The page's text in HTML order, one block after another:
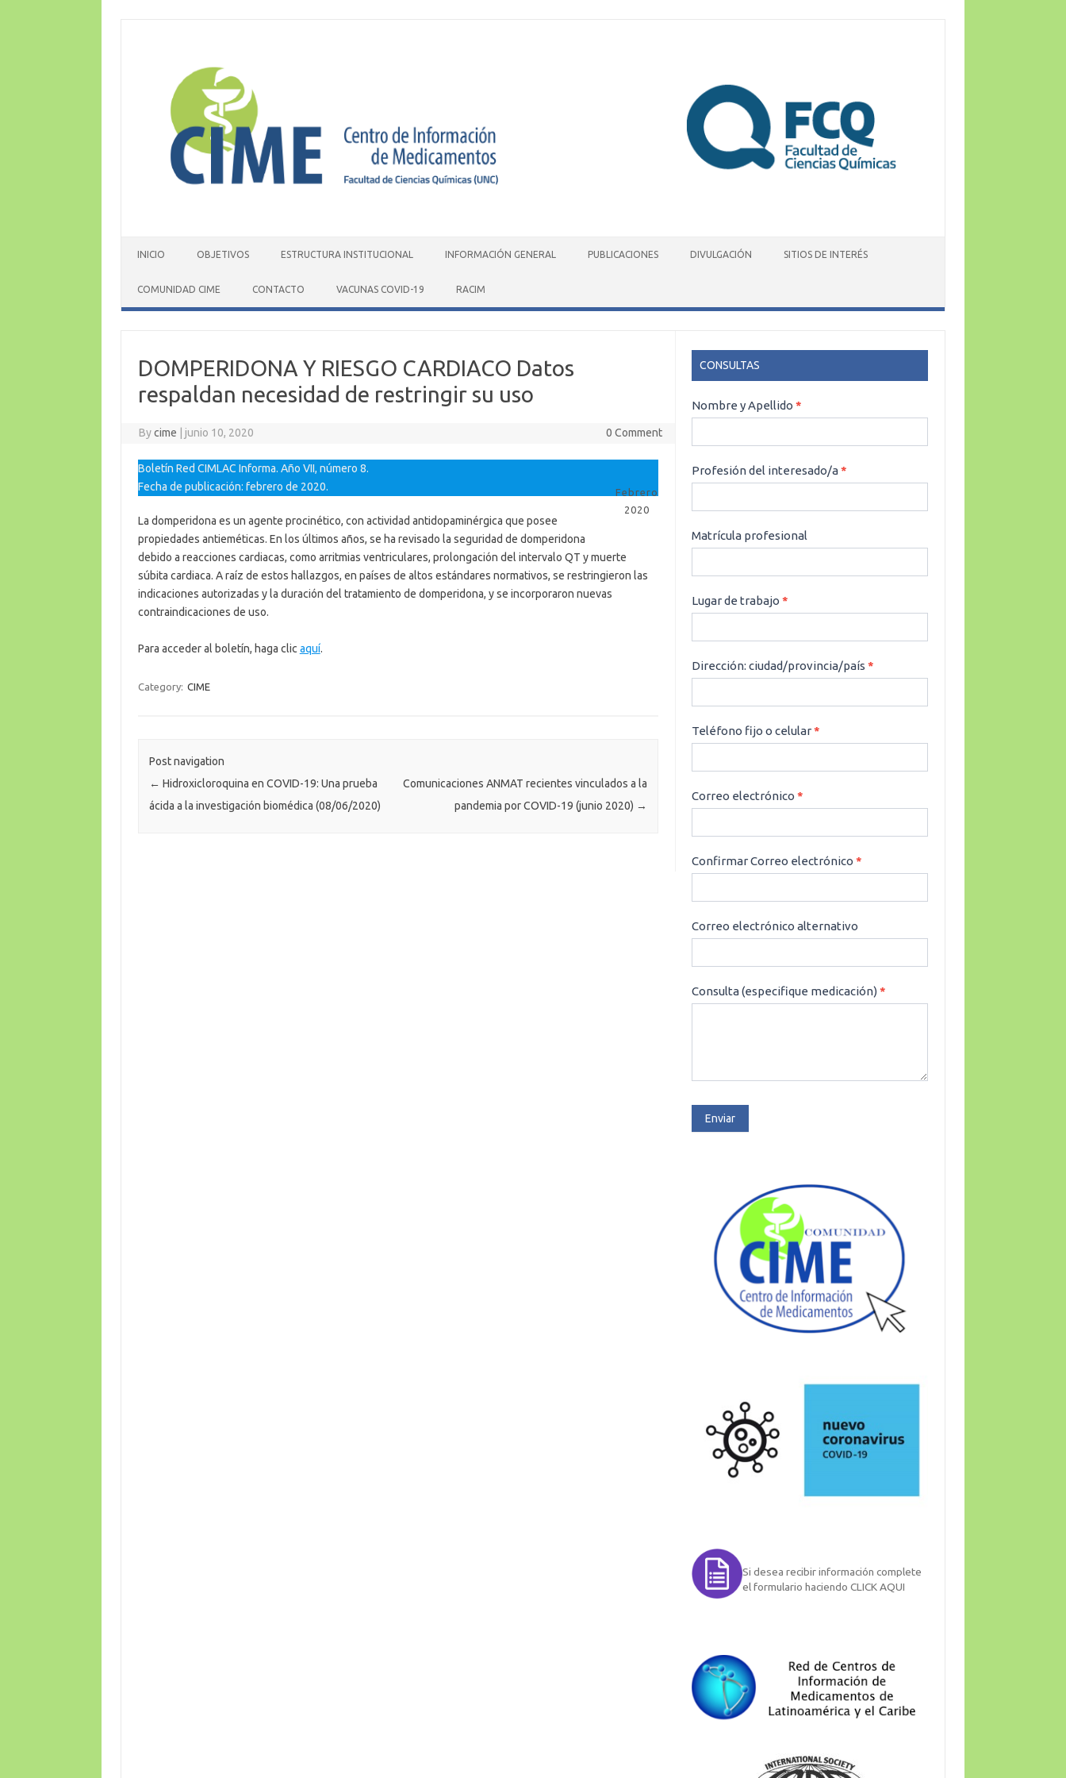
INICIO OBJETIVOS ESTRUCTURA INSTITUCIONAL INFORMACIÓN GENERAL PUBLICACIONES DIVULGACIÓN SITIOS DE INTERÉS
COMUNIDAD CIME CONTACTO VACUNAS COVID-19 RACIM
DOMPERIDONA Y RIESGO CARDIACO Datos
respaldan necesidad de restringir su uso
Bycime junio 10, 2020 0 Comment
Febrero
2020
Boletín Red CIMLAC Informa. Año VII, número 8.
Fecha de publicación: febrero de 2020.
La domperidona es un agente procinético, con actividad antidopaminérgica que posee
propiedades antieméticas. En los últimos años, se ha revisado la seguridad de domperidona
debido a reacciones cardiacas, como arritmias ventriculares, prolongación del intervalo QT y muerte
súbita cardiaca. A raíz de estos hallazgos, en países de altos estándares normativos, se restringieron las
indicaciones autorizadas y la duración del tratamiento de domperidona, y se incorporaron nuevas
contraindicaciones de uso.
Para acceder al boletín, haga clic aquí.
Category: CIME
Post navigation
← Hidroxicloroquina en COVID-19: Una prueba
ácida a la investigación biomédica (08/06/2020)
Comunicaciones ANMAT recientes vinculados a la
pandemia por COVID-19 (junio 2020) →
CONSULTAS
CONSULTAS
Nombre y Apellido*
Profesión del interesado/a*
Matrícula profesional
Lugar de trabajo*
Dirección: ciudad/provincia/país*
Teléfono fijo o celular*
Correo electrónico*
Confirmar Correo electrónico*
Correo electrónico alternativo
Consulta (especifique medicación)*
Enviar
Si desea recibir información complete
el formulario haciendo CLICK AQUI